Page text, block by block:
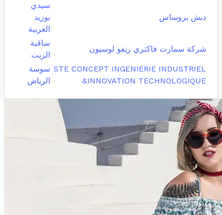
دبش بروساس
سيدي
بوزيد
الغربية
شركة سمارت فاكتري ريفو لوسيون
ساقية
الزيت
STE CONCEPT INGENIERIE INDUSTRIEL
&INNOVATION TECHNOLOGIQUE
سوسة
الرياض